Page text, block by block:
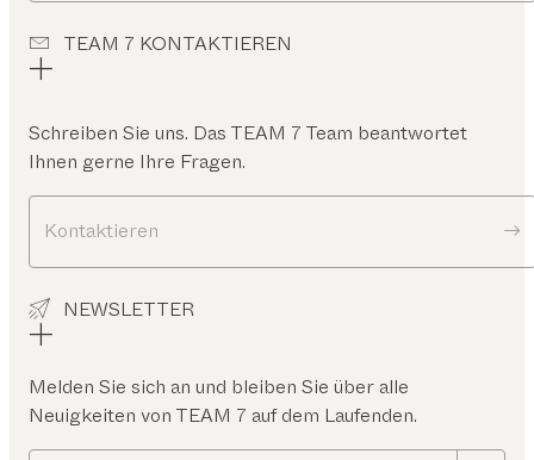
TEAM 7 KONTAKTIEREN
Schreiben Sie uns. Das TEAM 7 Team beantwortet
Ihnen gerne Ihre Fragen.
Kontaktieren
NEWSLETTER
Melden Sie sich an und bleiben Sie über alle
Neuigkeiten von TEAM 7 auf dem Laufenden.